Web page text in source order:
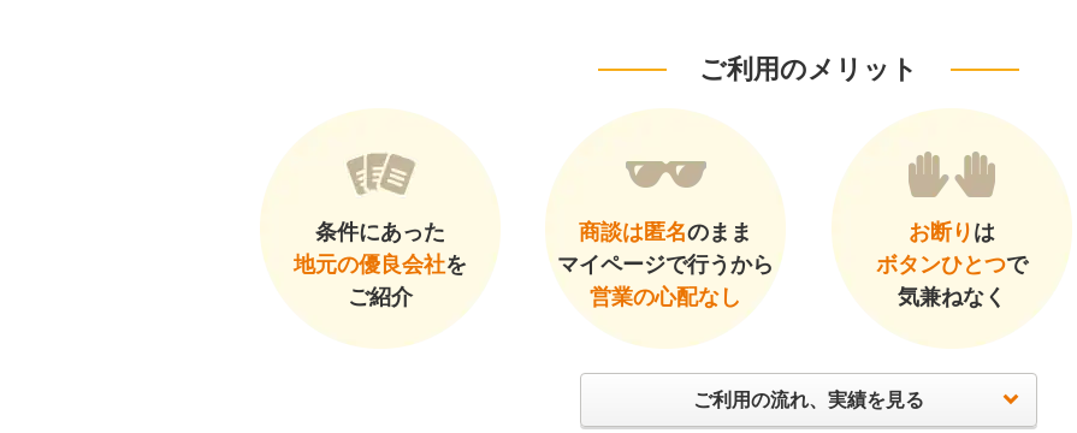
ご利用のメリット
条件にあった
地元の優良会社を
ご紹介
商談は匿名のまま
マイページで行うから
営業の心配なし
お断り は
ボタンひとつで
気兼ねなく
ご利用の流れ、実績を見る